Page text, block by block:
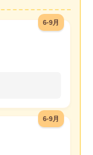
6-9月
6-9月